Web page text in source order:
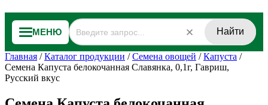
МЕНЮ Найти
Главная /Каталог продукции /Семена овощей /Капуста /
Семена Капуста белокочанная Славянка, 0,1г, Гавриш,
Русский вкус